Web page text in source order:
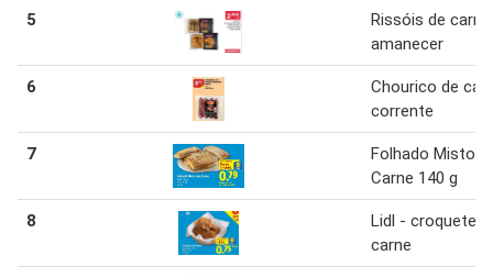
5
Rissóis de carne
amanecer
6
Chourico de
corrente
7
Folhado Misto
Carne 140 g
8
Lidl - croquete
carne